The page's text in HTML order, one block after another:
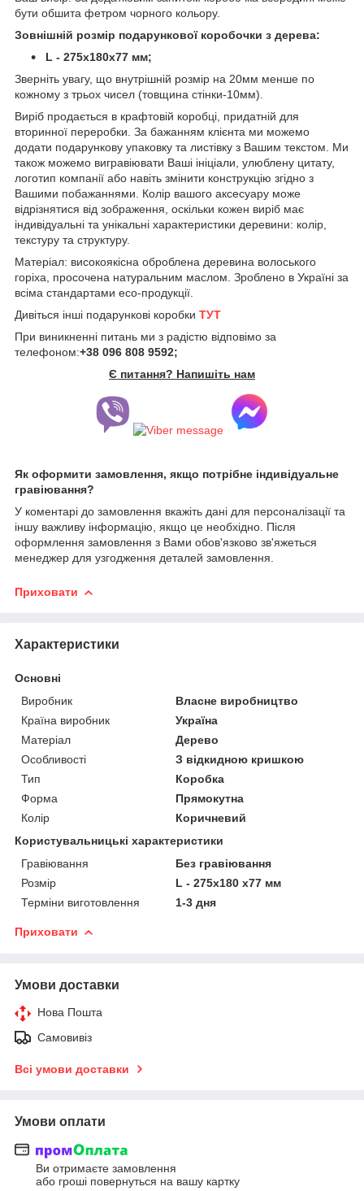
бути обшита фетром чорного кольору.
Зовнішній розмір подарункової коробочки з дерева:
L - 275x180x77 мм;
Зверніть увагу, що внутрішній розмір на 20мм менше по
кожному з трьох чисел (товщина стінки-10мм).
Виріб продається в крафтовій коробці, придатній для
вторинної переробки. За бажанням клієнта ми можемо
додати подарункову упаковку та листівку з Вашим текстом. Ми
також можемо вигравіювати Ваші ініціали, улюблену цитату,
логотип компанії або навіть змінити конструкцію згідно з
Вашими побажаннями. Колір вашого аксесуару може
відрізнятися від зображення, оскільки кожен виріб має
індивідуальні та унікальні характеристики деревини: колір,
текстуру та структуру.
Матеріал: високоякісна оброблена деревина волоського
горіха, просочена натуральним маслом. Зроблено в Україні за
всіма стандартами eco-продукції.
Дивіться інші подарункові коробки ТУТ
При виникненні питань ми з радістю відповімо за
телефоном:+38 096 808 9592;
Є питання? Напишіть нам
Як оформити замовлення, якщо потрібне індивідуальне
гравіювання?
У коментарі до замовлення вкажіть дані для персоналізації та
іншу важливу інформацію, якщо це необхідно. Після
оформлення замовлення з Вами обов'язково зв'яжеться
менеджер для узгодження деталей замовлення.
Приховати
Характеристики
Основні
Виробник
Власне виробництво
Країна виробник
Україна
Матеріал
Дерево
Особливості
З відкидною кришкою
Тип
Коробка
Форма
Прямокутна
Колір
Коричневий
Користувальницькі характеристики
Гравіювання
Без гравіювання
Розмір
L - 275x180 x77 мм
Терміни виготовлення
1-3 дня
Приховати
Умови доставки
Нова Пошта
Самовивіз
Всі умови доставки
Умови оплати
Ви отримаєте замовлення
або гроші повернуться на вашу картку